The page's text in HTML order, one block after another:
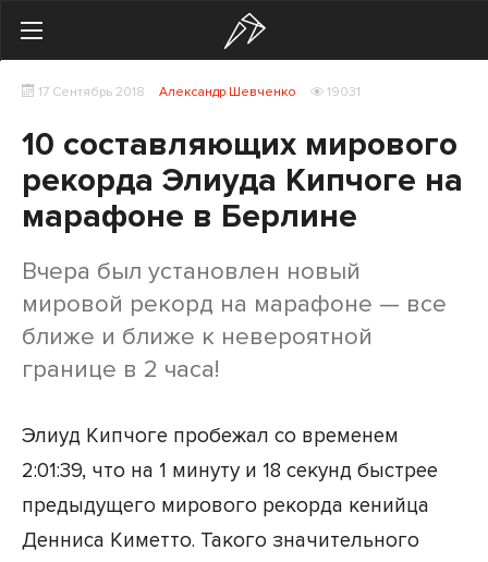
Начинающим
Тренировки
Мотивация
Питание
Женщинам
17 Сентябрь 2018 Александр Шевченко 19031
10 составляющих мирового
рекорда Элиуда Кипчоге на
марафоне в Берлине
Вчера был установлен новый
мировой рекорд на марафоне — все
ближе и ближе к невероятной
границе в 2 часа!
Элиуд Кипчоге пробежал со временем
2:01:39, что на 1 минуту и 18 секунд быстрее
предыдущего мирового рекорда кенийца
Денниса Киметто. Такого значительного